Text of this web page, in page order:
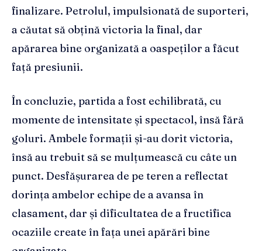
finalizare. Petrolul, impulsionată de suporteri,
a căutat să obțină victoria la final, dar
apărarea bine organizată a oaspeților a făcut
față presiunii.
În concluzie, partida a fost echilibrată, cu
momente de intensitate și spectacol, însă fără
goluri. Ambele formații și-au dorit victoria,
însă au trebuit să se mulțumească cu câte un
punct. Desfășurarea de pe teren a reflectat
dorința ambelor echipe de a avansa în
clasament, dar și dificultatea de a fructifica
ocaziile create în fața unei apărări bine